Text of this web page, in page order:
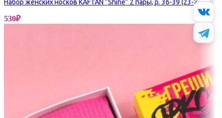
Набор женских носков KAFTAN “Shine“ 2 пары, р. 36-39 (23-25 см)
530₽